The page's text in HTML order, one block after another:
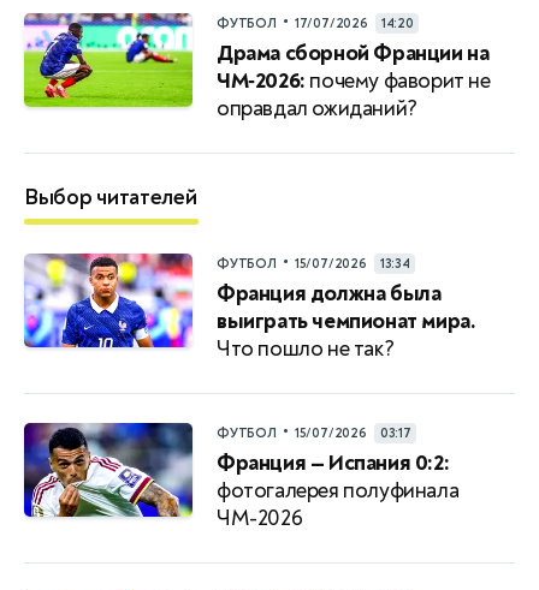
ФУТБОЛ • 17/07/2026 14:20
Драма сборной Франции на
ЧМ‑2026: почему фаворит не
оправдал ожиданий?
Выбор читателей
ФУТБОЛ • 15/07/2026 13:34
Франция должна была
выиграть чемпионат мира.
Что пошло не так?
ФУТБОЛ • 15/07/2026 03:17
Франция — Испания 0:2:
фотогалерея полуфинала
ЧМ-2026